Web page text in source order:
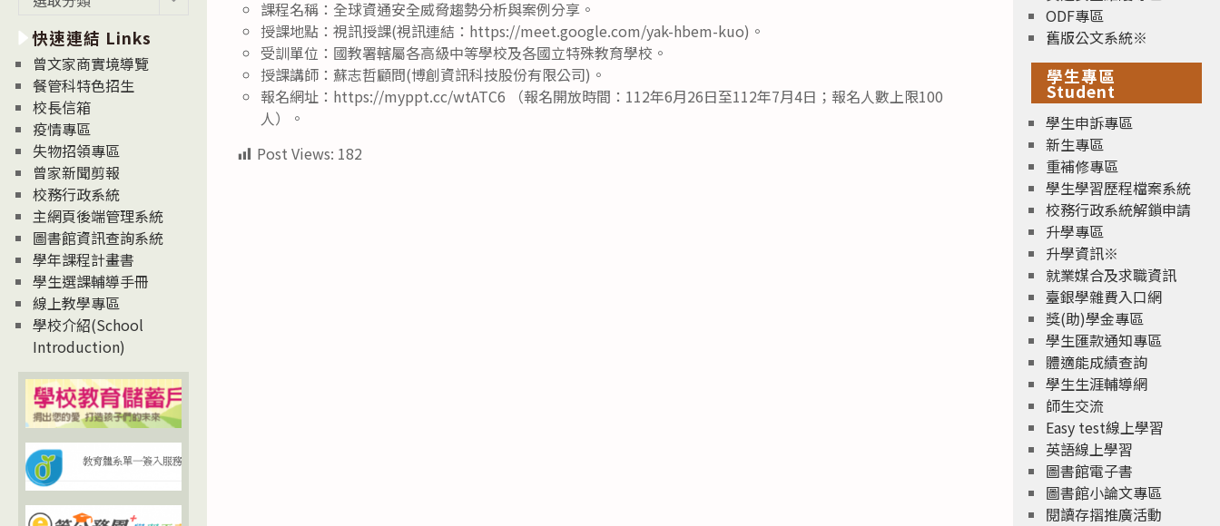
課程名稱：全球資通安全威脅趨勢分析與案例分享。
授課地點：視訊授課(視訊連結：https://meet.google.com/yak-hbem-kuo)。
受訓單位：國教署轄屬各高級中等學校及各國立特殊教育學校。
授課講師：蘇志哲顧問(博創資訊科技股份有限公司)。
報名網址：https://myppt.cc/wtATC6 （報名開放時間：112年6月26日至112年7月4日；報名人數上限100
人）。
Post Views: 182
消
息
News
快速連結 Links
曾文家商實境導覽
餐管科特色招生
校長信箱
疫情專區
失物招領專區
曾家新聞剪報
校務行政系統
主網頁後端管理系統
圖書館資訊查詢系統
學年課程計畫書
學生選課輔導手冊
線上教學專區
學校介紹(School
Introduction)
ODF專區
舊版公文系統※
學生專區
Student
學生申訴專區
新生專區
重補修專區
學生學習歷程檔案系統
校務行政系統解鎖申請
升學專區
升學資訊※
就業媒合及求職資訊
臺銀學雜費入口網
獎(助)學金專區
學生匯款通知專區
體適能成績查詢
學生生涯輔導網
師生交流
Easy test線上學習
英語線上學習
圖書館電子書
圖書館小論文專區
閱讀存摺推廣活動